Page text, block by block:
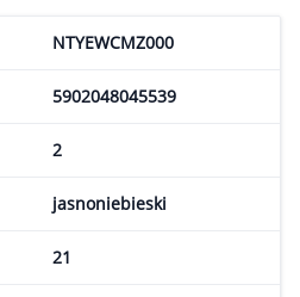
NTYEWCMZ000
5902048045539
2
jasnoniebieski
21